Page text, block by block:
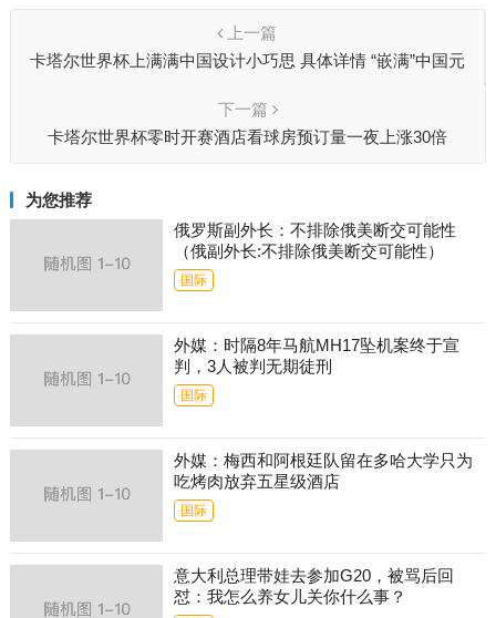
上一篇
卡塔尔世界杯上满满中国设计小巧思 具体详情 “嵌满”中国元
下一篇
卡塔尔世界杯零时开赛酒店看球房预订量一夜上涨30倍
为您推荐
俄罗斯副外长：不排除俄美断交可能性
（俄副外长:不排除俄美断交可能性）
国际
外媒：时隔8年马航MH17坠机案终于宣
判，3人被判无期徒刑
国际
外媒：梅西和阿根廷队留在多哈大学只为
吃烤肉放弃五星级酒店
国际
意大利总理带娃去参加G20，被骂后回
怼：我怎么养女儿关你什么事？